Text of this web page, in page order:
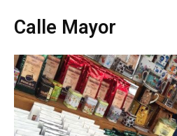
Calle Mayor